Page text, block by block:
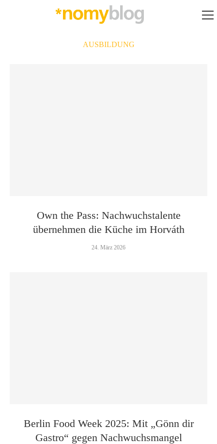
AUSBILDUNG
Own the Pass: Nachwuchstalente
übernehmen die Küche im Horváth
24. März 2026
Berlin Food Week 2025: Mit „Gönn dir
Gastro“ gegen Nachwuchsmangel